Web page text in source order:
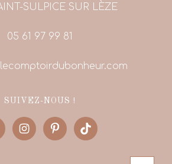
SULPICE SUR LÈZE
05 61 97 99 81
SUIVEZ-NOUS !